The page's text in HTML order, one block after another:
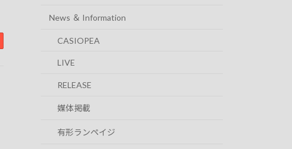
News ＆ Information
CASIOPEA
LIVE
RELEASE
媒体掲載
有形ランペイジ